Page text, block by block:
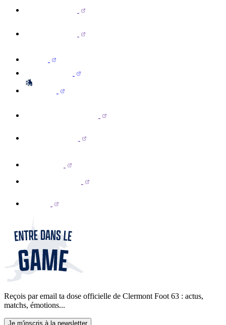
Reçois par email ta dose officielle de Clermont Foot 63 : actus,
matchs, émotions...
Je m'inscris à la newsletter